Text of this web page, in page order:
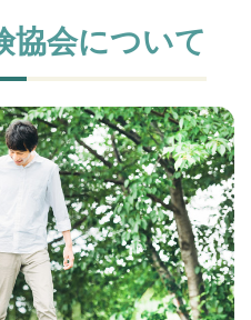
協会について